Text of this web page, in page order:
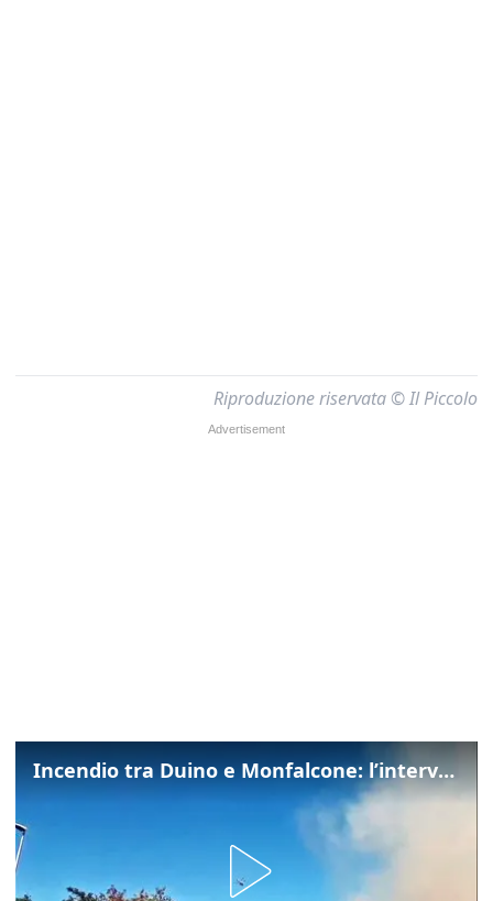
Riproduzione riservata © Il Piccolo
Incendio tra Duino e Monfalcone: l’intervento dei vigili del fuoco